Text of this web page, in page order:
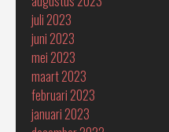
juli 2023
juni 2023
mei 2023
maart 2023
februari 2023
januari 2023